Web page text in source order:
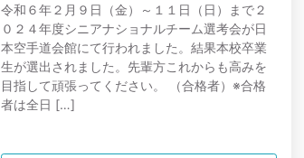
令和６年２月９日（金）～１１日（日）まで２
０２４年度シニアナショナルチーム選考会が日
本空手道会館にて行われました。結果本校卒業
生が選出されました。先輩方これからも高みを
目指して頑張ってください。 （合格者）※合格
者は全日 […]